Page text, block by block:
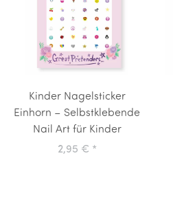
Kinder Nagelsticker
Einhorn – Selbstklebende
Nail Art für Kinder
2,95 € *